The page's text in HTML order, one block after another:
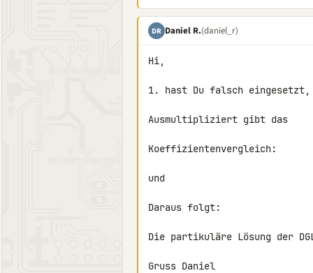
DR Daniel R.(daniel_r)
Hi,
und
Daraus folgt:
Die partikuläre Lösung der
Gruss Daniel